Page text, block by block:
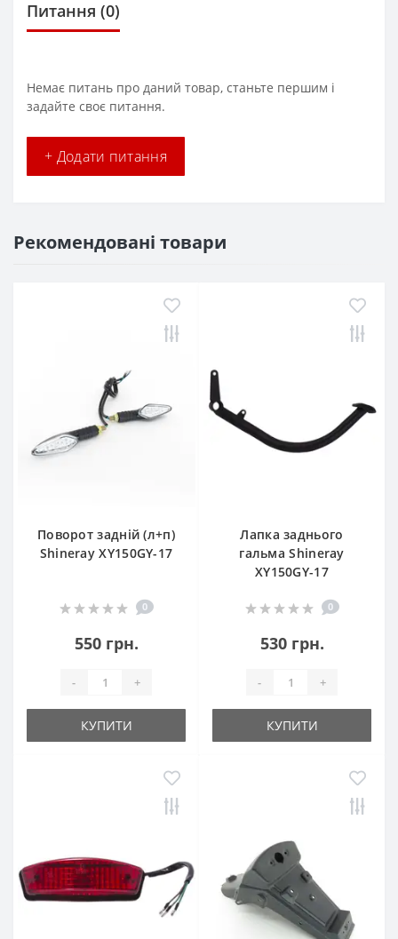
Питання (0)
Немає питань про даний товар, станьте першим і
задайте своє питання.
+ Додати питання
Рекомендовані товари
Поворот задній (л+п)
Shineray XY150GY-17
0
550 грн.
- +
КУПИТИ
Лапка заднього
гальма Shineray
XY150GY-17
0
530 грн.
- +
КУПИТИ